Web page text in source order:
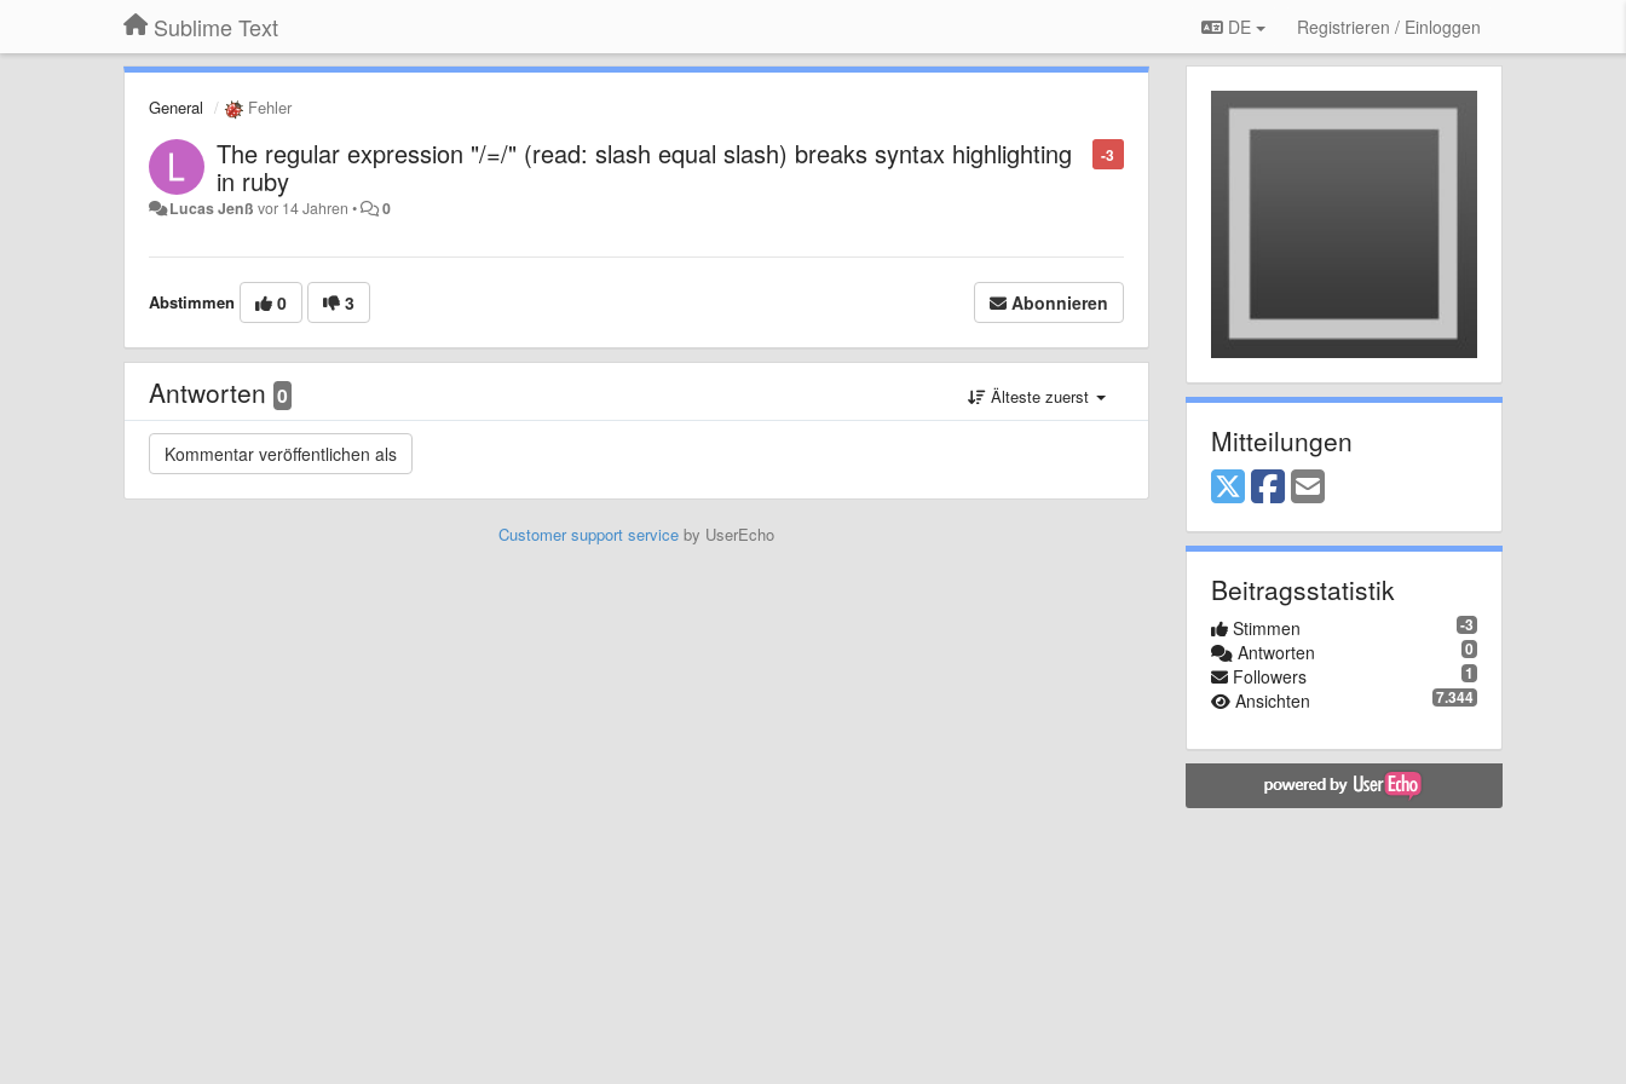
Sublime Text DE Registrieren / Einloggen
General Fehler
-3
The regular expression "/=/" (read: slash equal slash) breaks syntax highlighting
in ruby
Lucas Jenß vor 14 Jahren • 0
Abstimmen 0 3 Abonnieren
Antworten 0 Älteste zuerst
Customer support serviceby UserEcho
Mitteilungen
Beitragsstatistik
-3
Stimmen
0
Antworten
1
Followers
7.344
Ansichten